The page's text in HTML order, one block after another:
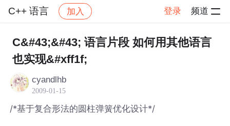
C++ 语言 加入 登录 频道
社区 C++ 语言 帖子详情
C&#43;&#43; 语言片段 如何用其他语言
也实现&#xff1f;
cyandlhb
2009-01-15
/*基于复合形法的圆柱弹簧优化设计*/